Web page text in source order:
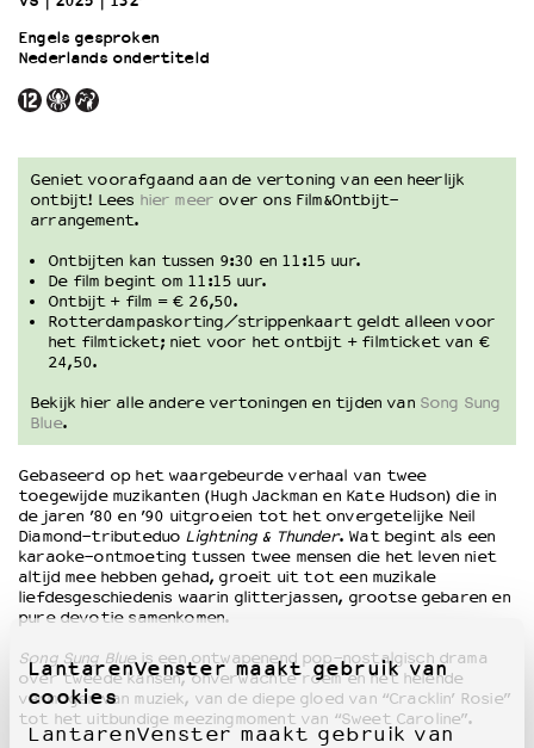
LantarenVenster maakt gebruik van
cookies
LantarenVenster maakt gebruik van
OVER LANTARENVENSTER
Wat we doen
Word vriend
Historie
Partners
Huisregels
Privacyverklaring
Integriteits- en gedragscode
Duurzaamheid
Culturele boycot Israël
Ruimte voor artistieke vrijheid – VNPF
Engels gesproken
Nederlands ondertiteld
Geniet voorafgaand aan de vertoning van een heerlijk
ontbijt! Lees hier meer over ons Film&Ontbijt-
arrangement.
Ontbijten kan tussen 9:30 en 11:15 uur.
De film begint om 11:15 uur.
Ontbijt + film = € 26,50.
Rotterdampaskorting/strippenkaart geldt alleen voor
het filmticket; niet voor het ontbijt + filmticket van €
24,50.
Bekijk hier alle andere vertoningen en tijden van Song Sung
Blue.
Gebaseerd op het waargebeurde verhaal van twee
toegewijde muzikanten (Hugh Jackman en Kate Hudson) die in
de jaren ’80 en ’90 uitgroeien tot het onvergetelijke Neil
Diamond-tributeduo Lightning & Thunder. Wat begint als een
karaoke-ontmoeting tussen twee mensen die het leven niet
altijd mee hebben gehad, groeit uit tot een muzikale
liefdesgeschiedenis waarin glitterjassen, grootse gebaren en
pure devotie samenkomen.
Song Sung Blueis een ontwapenend pop-nostalgisch drama
over tweede kansen, onverwachte roem en het helende
vermogen van muziek, van de diepe gloed van “Cracklin’ Rosie”
tot het uitbundige meezingmoment van “Sweet Caroline”.